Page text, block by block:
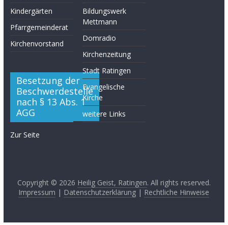
Kindergärten
Pfarrgemeinderat
Kirchenvorstand
Besetzung der
Beschwerdestelle
nach § 13 Abs. 1
AGG
Zur Seite
Bildungswerk
Mettmann
Domradio
Kirchenzeitung
Stadt Ratingen
Evangelische
Kirche
weitere Links
Copyright © 2026 Heilig Geist, Ratingen. All rights reserved.
Impressum | Datenschutzerklärung | Rechtliche Hinweise